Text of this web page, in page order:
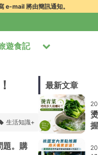
e-mail 將由簡訊通知。
遊食記
生活知識+
題。購
最新文章